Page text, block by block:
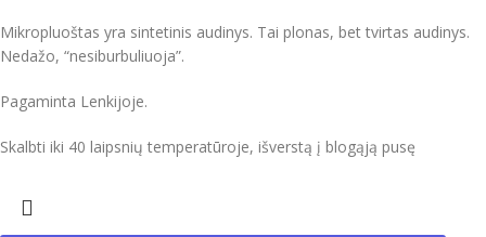
Mikropluoštas yra sintetinis audinys. Tai plonas, bet tvirtas audinys.
Nedažo, “nesiburbuliuoja”.
Pagaminta Lenkijoje.
Skalbti iki 40 laipsnių temperatūroje, išverstą į blogąją pusę